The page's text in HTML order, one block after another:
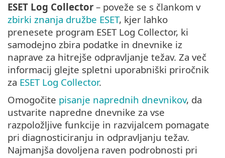
ESET Log Collector – poveže se s člankom v
zbirki znanja družbe ESET, kjer lahko
prenesete program ESET Log Collector, ki
samodejno zbira podatke in dnevnike iz
naprave za hitrejše odpravljanje težav. Za več
informacij glejte spletni uporabniški priročnik
za ESET Log Collector.
Omogočite pisanje naprednih dnevnikov, da
ustvarite napredne dnevnike za vse
razpoložljive funkcije in razvijalcem pomagate
pri diagnosticiranju in odpravljanju težav.
Najmanjša dovoljena raven podrobnosti pri